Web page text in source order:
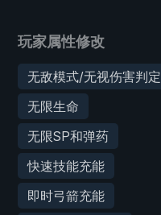
玩家属性修改
无敌模式/无视伤害判定
无限生命
无限SP和弹药
快速技能充能
即时弓箭充能